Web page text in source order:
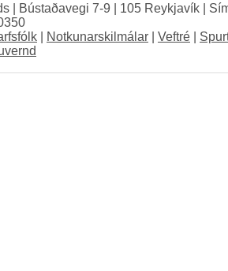
| Bústaðavegi 7-9 | 105 Reykjavík |
Notkunarskilmálar Veftré